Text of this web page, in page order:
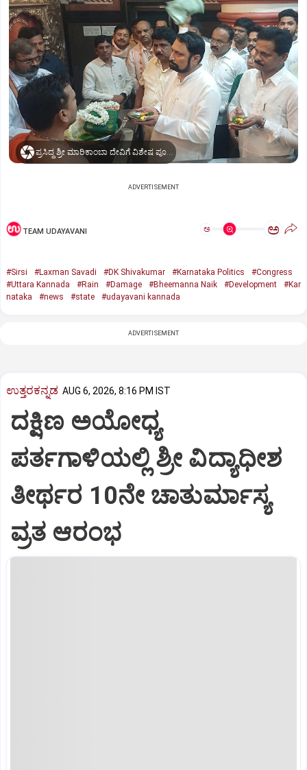
ಪ್ರಸಿದ್ಧ ಶ್ರೀ ಮಾರಿಕಾಂಬಾ ದೇವಿಗೆ ವಿಶೇಷ ಪೂಜೆ ಸಲ್ಲಿಸಿದ ಶಾಸಕ ಲಕ್ಷ್ಮಣ ಸವದಿ
ADVERTISEMENT
TEAM UDAYAVANI ಅ ಅ
#Sirsi #Laxman Savadi #DK Shivakumar #Karnataka Politics
#Congress
#Uttara Kannada
#Rain #Damage #Bheemanna Naik #Development
#Kar
nataka
#news #state #udayavani kannada
ADVERTISEMENT
ಉತ್ತರಕನ್ನಡ AUG 6, 2026, 8:16 PM IST
ದಕ್ಷಿಣ ಅಯೋಧ್ಯ
ಪರ್ತಗಾಳಿಯಲ್ಲಿ ಶ್ರೀ ವಿದ್ಯಾಧೀಶ
ತೀರ್ಥರ 10ನೇ ಚಾತುರ್ಮಾಸ್ಯ
ವ್ರತ ಆರಂಭ